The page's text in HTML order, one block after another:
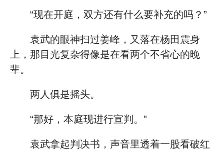
“现在开庭，双方还有什么要补充的吗？”
袁武的眼神扫过姜峰，又落在杨田震身
上，那目光复杂得像是在看两个不省心的晚
辈。
两人俱是摇头。
“那好，本庭现进行宣判。”
袁武拿起判决书，声音里透着一股看破红